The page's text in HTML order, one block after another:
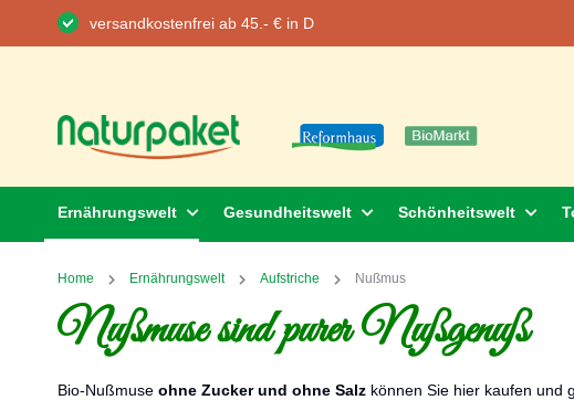
versandkostenfrei ab 45.- € in D
Inhalt
Ernährungswelt Gesundheitswelt Schönheitswelt
Home Ernährungswelt Aufstriche Nußmus
Nußmuse sind purer Nußgenuß
Bio-Nußmuse ohne Zucker und ohne Salz können Sie hier kaufen und